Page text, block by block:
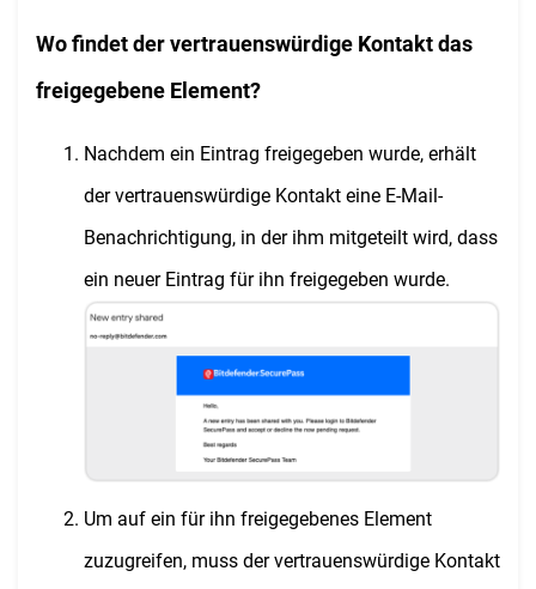
Wo findet der vertrauenswürdige Kontakt das
freigegebene Element?
Nachdem ein Eintrag freigegeben wurde, erhält
der vertrauenswürdige Kontakt eine E-Mail-
Benachrichtigung, in der ihm mitgeteilt wird, dass
ein neuer Eintrag für ihn freigegeben wurde.
Um auf ein für ihn freigegebenes Element
zuzugreifen, muss der vertrauenswürdige Kontakt